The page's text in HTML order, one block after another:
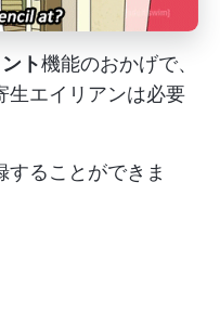
ト機能のおかげで、
生エイリアンは必要
することができま